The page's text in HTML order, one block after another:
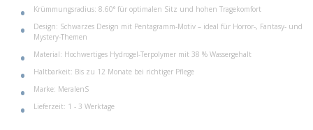
Krümmungsradius: 8.60° für optimalen Sitz und hohen Tragekomfort
Design: Schwarzes Design mit Pentagramm-Motiv – ideal für Horror-, Fantasy- und
Mystery-Themen
Material: Hochwertiges Hydrogel-Terpolymer mit 38 % Wassergehalt
Haltbarkeit: Bis zu 12 Monate bei richtiger Pflege
Marke: MeralenS
Lieferzeit: 1 - 3 Werktage